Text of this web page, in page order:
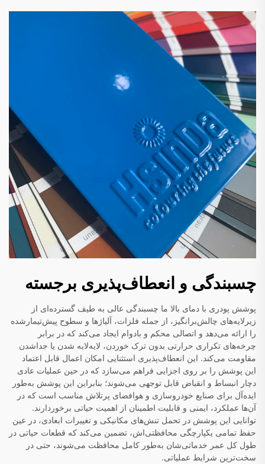
چسبندگی و انعطاف‌پذیری برجسته
پوشش پودری با دمای بالا ما چسبندگی عالی به طیف گسترده‌ای از
زیرلایه‌های چالش‌برانگیز، از جمله فلزات، آلیاژها و سطوح پیش‌تیمارشده
را ارائه می‌دهد و اتصالی محکم و بادوام ایجاد می‌کند که در برابر
چرخه‌های تکراری حرارتی بدون ترک خوردن، لایه‌لایه شدن یا جداشدن
مقاومت می‌کند. این انعطاف‌پذیری استثنایی امکان اعمال قابل اعتماد
این پوشش را بر روی اجزایی فراهم می‌سازد که در حین عملیات عادی
دچار انبساط و انقباض قابل توجهی می‌شوند؛ بنابراین این پوشش به‌طور
ایده‌آل برای صنایع خودروسازی و هوافضای پرتلاش مناسب است که در
آن‌ها عملکرد، ایمنی و قابلیت اطمینان از اهمیت حیاتی برخوردارند.
توانایی این پوشش در تحمل تنش‌های مکانیکی و تغییرات ابعادی، در عین
حفظ تمامی یکپارچگی محافظتی‌اش، تضمین می‌کند که قطعات حیاتی در
طول کل عمر خدماتی‌شان به‌طور کامل محافظت می‌شوند، حتی در
سخت‌ترین شرایط عملیاتی.